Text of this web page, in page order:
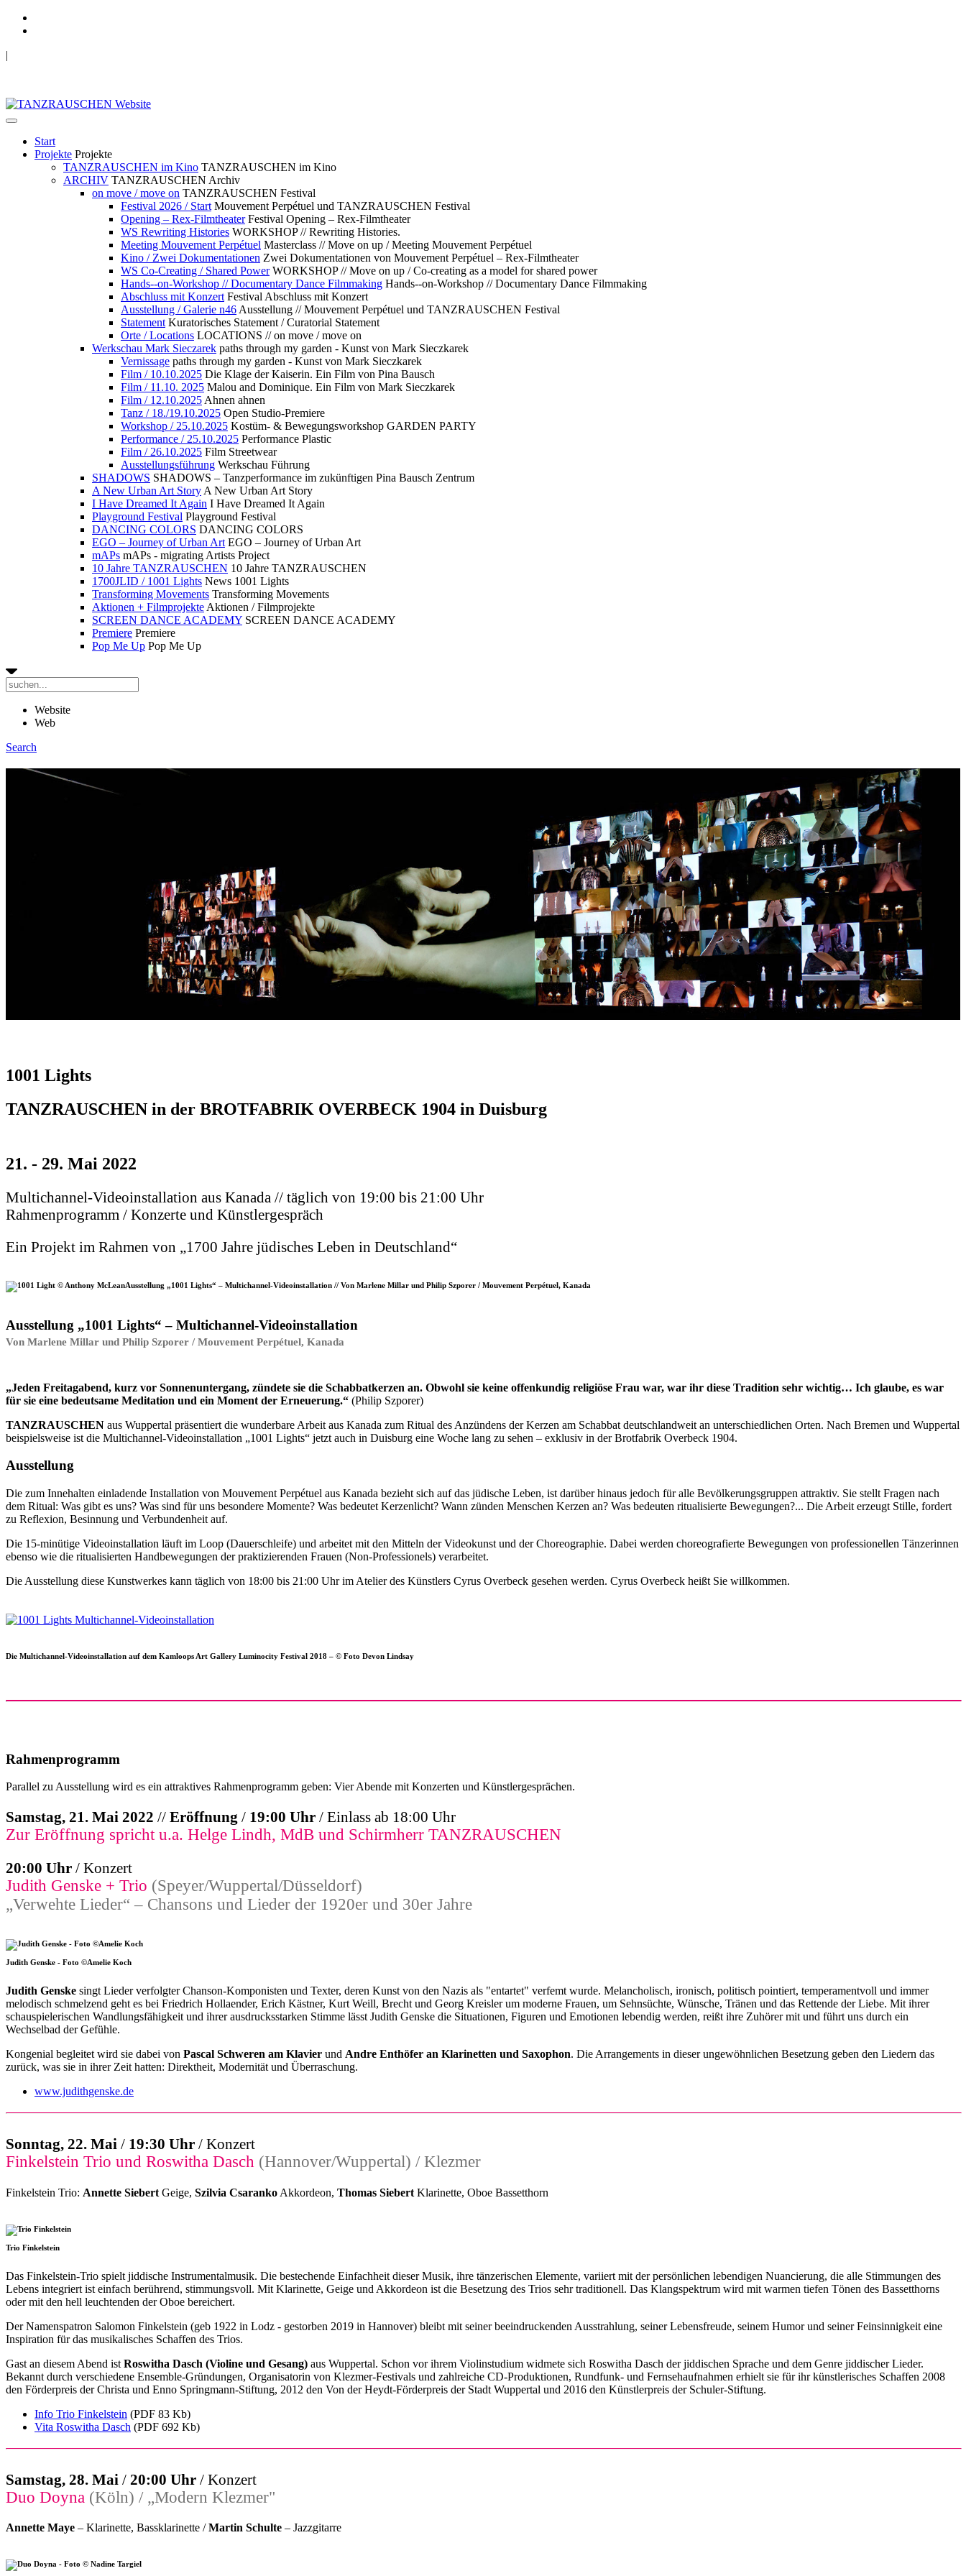
|
Start
Projekte Projekte
TANZRAUSCHEN im Kino TANZRAUSCHEN im Kino
ARCHIV TANZRAUSCHEN Archiv
on move / move on TANZRAUSCHEN Festival
Festival 2026 / Start Mouvement Perpétuel und TANZRAUSCHEN Festival
Opening – Rex-Filmtheater Festival Opening – Rex-Filmtheater
WS Rewriting Histories WORKSHOP // Rewriting Histories.
Meeting Mouvement Perpétuel Masterclass // Move on up / Meeting Mouvement Perpétuel
Kino / Zwei Dokumentationen Zwei Dokumentationen von Mouvement Perpétuel – Rex-Filmtheater
WS Co-Creating / Shared Power WORKSHOP // Move on up / Co-creating as a model for shared power
Hands--on-Workshop // Documentary Dance Filmmaking Hands--on-Workshop // Documentary Dance Filmmaking
Abschluss mit Konzert Festival Abschluss mit Konzert
Ausstellung / Galerie n46 Ausstellung // Mouvement Perpétuel und TANZRAUSCHEN Festival
Statement Kuratorisches Statement / Curatorial Statement
Orte / Locations LOCATIONS // on move / move on
Werkschau Mark Sieczarek paths through my garden - Kunst von Mark Sieczkarek
Vernissage paths through my garden - Kunst von Mark Sieczkarek
Film / 10.10.2025 Die Klage der Kaiserin. Ein Film von Pina Bausch
Film / 11.10. 2025 Malou and Dominique. Ein Film von Mark Sieczkarek
Film / 12.10.2025 Ahnen ahnen
Tanz / 18./19.10.2025 Open Studio-Premiere
Workshop / 25.10.2025 Kostüm- & Bewegungsworkshop GARDEN PARTY
Performance / 25.10.2025 Performance Plastic
Film / 26.10.2025 Film Streetwear
Ausstellungsführung Werkschau Führung
SHADOWS SHADOWS – Tanzperformance im zukünftigen Pina Bausch Zentrum
A New Urban Art Story A New Urban Art Story
I Have Dreamed It Again I Have Dreamed It Again
Playground Festival Playground Festival
DANCING COLORS DANCING COLORS
EGO – Journey of Urban Art EGO – Journey of Urban Art
mAPs mAPs - migrating Artists Project
10 Jahre TANZRAUSCHEN 10 Jahre TANZRAUSCHEN
1700JLID / 1001 Lights News 1001 Lights
Transforming Movements Transforming Movements
Aktionen + Filmprojekte Aktionen / Filmprojekte
SCREEN DANCE ACADEMY SCREEN DANCE ACADEMY
Premiere Premiere
Pop Me Up Pop Me Up
Website
Web
Search
1001 Lights
TANZRAUSCHEN in der BROTFABRIK OVERBECK 1904 in Duisburg
21. - 29. Mai 2022
Multichannel-Videoinstallation aus Kanada // täglich von 19:00 bis 21:00 Uhr
Rahmenprogramm / Konzerte und Künstlergespräch
Ein Projekt im Rahmen von „1700 Jahre jüdisches Leben in Deutschland“
Ausstellung „1001 Lights“ – Multichannel-Videoinstallation // Von Marlene Millar und Philip Szporer / Mouvement Perpétuel, Kanada
Ausstellung „1001 Lights“ – Multichannel-Videoinstallation
Von Marlene Millar und Philip Szporer / Mouvement Perpétuel, Kanada
„Jeden Freitagabend, kurz vor Sonnenuntergang, zündete sie die Schabbatkerzen an. Obwohl sie keine offenkundig religiöse Frau war, war ihr diese Tradition sehr wichtig… Ich glaube, es war
für sie eine bedeutsame Meditation und ein Moment der Erneuerung.“ (Philip Szporer)
TANZRAUSCHEN aus Wuppertal präsentiert die wunderbare Arbeit aus Kanada zum Ritual des Anzündens der Kerzen am Schabbat deutschlandweit an unterschiedlichen Orten. Nach Bremen und Wuppertal
beispielsweise ist die Multichannel-Videoinstallation „1001 Lights“ jetzt auch in Duisburg eine Woche lang zu sehen – exklusiv in der Brotfabrik Overbeck 1904.
Ausstellung
Die zum Innehalten einladende Installation von Mouvement Perpétuel aus Kanada bezieht sich auf das jüdische Leben, ist darüber hinaus jedoch für alle Bevölkerungsgruppen attraktiv. Sie stellt Fragen nach
dem Ritual: Was gibt es uns? Was sind für uns besondere Momente? Was bedeutet Kerzenlicht? Wann zünden Menschen Kerzen an? Was bedeuten ritualisierte Bewegungen?... Die Arbeit erzeugt Stille, fordert
zu Reflexion, Besinnung und Verbundenheit auf.
Die 15-minütige Videoinstallation läuft im Loop (Dauerschleife) und arbeitet mit den Mitteln der Videokunst und der Choreographie. Dabei werden choreografierte Bewegungen von professionellen Tänzerinnen
ebenso wie die ritualisierten Handbewegungen der praktizierenden Frauen (Non-Professionels) verarbeitet.
Die Ausstellung diese Kunstwerkes kann täglich von 18:00 bis 21:00 Uhr im Atelier des Künstlers Cyrus Overbeck gesehen werden. Cyrus Overbeck heißt Sie willkommen.
Die Multichannel-Videoinstallation auf dem Kamloops Art Gallery Luminocity Festival 2018 – © Foto Devon Lindsay
Rahmenprogramm
Parallel zu Ausstellung wird es ein attraktives Rahmenprogramm geben: Vier Abende mit Konzerten und Künstlergesprächen.
Samstag, 21. Mai 2022 // Eröffnung / 19:00 Uhr / Einlass ab 18:00 Uhr
Zur Eröffnung spricht u.a. Helge Lindh, MdB und Schirmherr TANZRAUSCHEN
20:00 Uhr / Konzert
Judith Genske + Trio (Speyer/Wuppertal/Düsseldorf)
„Verwehte Lieder“ – Chansons und Lieder der 1920er und 30er Jahre
Judith Genske - Foto ©Amelie Koch
Judith Genske singt Lieder verfolgter Chanson-Komponisten und Texter, deren Kunst von den Nazis als "entartet" verfemt wurde. Melancholisch, ironisch, politisch pointiert, temperamentvoll und immer
melodisch schmelzend geht es bei Friedrich Hollaender, Erich Kästner, Kurt Weill, Brecht und Georg Kreisler um moderne Frauen, um Sehnsüchte, Wünsche, Tränen und das Rettende der Liebe. Mit ihrer
schauspielerischen Wandlungsfähigkeit und ihrer ausdrucksstarken Stimme lässt Judith Genske die Situationen, Figuren und Emotionen lebendig werden, reißt ihre Zuhörer mit und führt uns durch ein
Wechselbad der Gefühle.
Kongenial begleitet wird sie dabei von Pascal Schweren am Klavier und Andre Enthöfer an Klarinetten und Saxophon. Die Arrangements in dieser ungewöhnlichen Besetzung geben den Liedern das
zurück, was sie in ihrer Zeit hatten: Direktheit, Modernität und Überraschung.
www.judithgenske.de
Sonntag, 22. Mai / 19:30 Uhr / Konzert
Finkelstein Trio und Roswitha Dasch (Hannover/Wuppertal) / Klezmer
Finkelstein Trio: Annette Siebert Geige, Szilvia Csaranko Akkordeon, Thomas Siebert Klarinette, Oboe Bassetthorn
Trio Finkelstein
Das Finkelstein-Trio spielt jiddische Instrumentalmusik. Die bestechende Einfachheit dieser Musik, ihre tänzerischen Elemente, variiert mit der persönlichen lebendigen Nuancierung, die alle Stimmungen des
Lebens integriert ist einfach berührend, stimmungsvoll. Mit Klarinette, Geige und Akkordeon ist die Besetzung des Trios sehr traditionell. Das Klangspektrum wird mit warmen tiefen Tönen des Bassetthorns
oder mit den hell leuchtenden der Oboe bereichert.
Der Namenspatron Salomon Finkelstein (geb 1922 in Lodz - gestorben 2019 in Hannover) bleibt mit seiner beeindruckenden Ausstrahlung, seiner Lebensfreude, seinem Humor und seiner Feinsinnigkeit eine
Inspiration für das musikalisches Schaffen des Trios.
Gast an diesem Abend ist Roswitha Dasch (Violine und Gesang) aus Wuppertal. Schon vor ihrem Violinstudium widmete sich Roswitha Dasch der jiddischen Sprache und dem Genre jiddischer Lieder.
Bekannt durch verschiedene Ensemble-Gründungen, Organisatorin von Klezmer-Festivals und zahlreiche CD-Produktionen, Rundfunk- und Fernsehaufnahmen erhielt sie für ihr künstlerisches Schaffen 2008
den Förderpreis der Christa und Enno Springmann-Stiftung, 2012 den Von der Heydt-Förderpreis der Stadt Wuppertal und 2016 den Künstlerpreis der Schuler-Stiftung.
Info Trio Finkelstein (PDF 83 Kb)
Vita Roswitha Dasch (PDF 692 Kb)
Samstag, 28. Mai / 20:00 Uhr / Konzert
Duo Doyna (Köln) / „Modern Klezmer"
Annette Maye – Klarinette, Bassklarinette /Martin Schulte – Jazzgitarre